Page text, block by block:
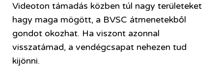
Videoton támadás közben túl nagy területeket
hagy maga mögött, a BVSC átmenetekből
gondot okozhat. Ha viszont azonnal
visszatámad, a vendégcsapat nehezen tud
kijönni.